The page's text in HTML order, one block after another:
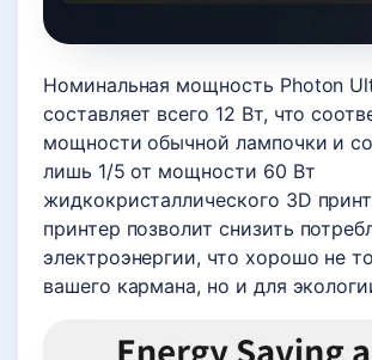
Номинальная мощность Photon
составляет всего 12 Вт, что
мощности обычной лампочки и
лишь 1/5 от мощности 60 Вт
жидкокристаллического 3D
принтер позволит снизить
электроэнергии, что хорошо не
вашего кармана, но и для